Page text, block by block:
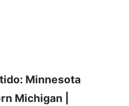
Minnesota
Michigan |